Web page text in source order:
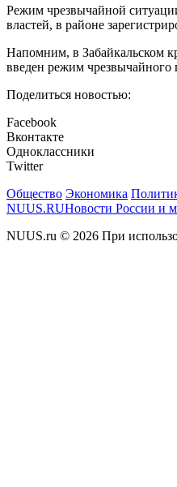
Режим чрезвычайной
властей, в районе
Напомним, в Забайкальском
введен режим чрезвычайного
Поделиться новостью:
Facebook
Вконтакте
Одноклассники
Twitter
Общество Экономика
NUUS.RUНовости России и
NUUS.ru © 2026 При